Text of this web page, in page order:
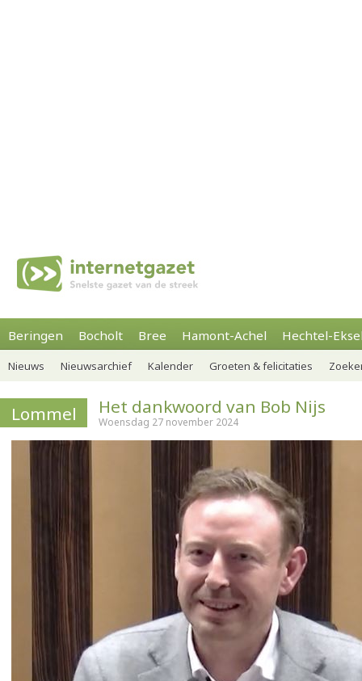
Beringen Bocholt Bree Hamont-Achel Hechtel-
Nieuws Nieuwsarchief Kalender Groeten & felicitaties
Lommel Het dankwoord van Bob Nijs
Woensdag 27 november 2024